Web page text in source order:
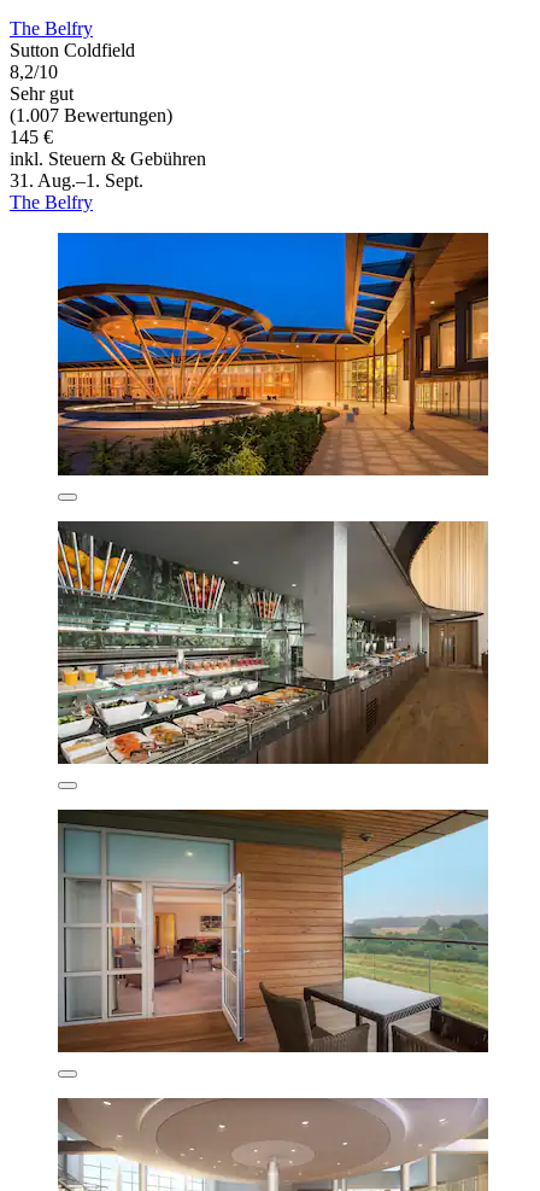
The Belfry
Sutton Coldfield
8,2/10
Sehr gut
(1.007 Bewertungen)
145 €
inkl. Steuern & Gebühren
31. Aug.–1. Sept.
The Belfry